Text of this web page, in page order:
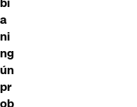
a
ni
ng
ún
pr
ob